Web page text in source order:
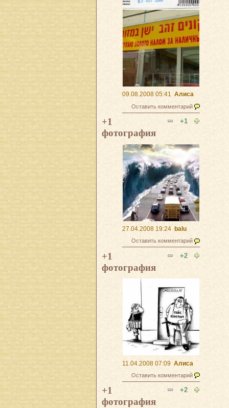
09.08.2008 05:41 Алиса
Оставить комментарий
+1
+1
фотография
27.04.2008 19:24 balu
Оставить комментарий
+2
+1
фотография
11.04.2008 07:09 Алиса
Оставить комментарий
+2
+1
фотография